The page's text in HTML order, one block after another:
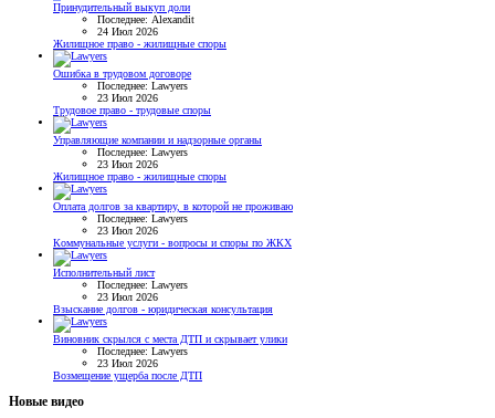
Принудительный выкуп доли
Последнее: Alexandit
24 Июл 2026
Жилищное право - жилищные споры
Ошибка в трудовом договоре
Последнее: Lawyers
23 Июл 2026
Трудовое право - трудовые споры
Управляющие компании и надзорные органы
Последнее: Lawyers
23 Июл 2026
Жилищное право - жилищные споры
Оплата долгов за квартиру, в которой не проживаю
Последнее: Lawyers
23 Июл 2026
Коммунальные услуги - вопросы и споры по ЖКХ
Исполнительный лист
Последнее: Lawyers
23 Июл 2026
Взыскание долгов - юридическая консультация
Виновник скрылся с места ДТП и скрывает улики
Последнее: Lawyers
23 Июл 2026
Возмещение ущерба после ДТП
Новые видео